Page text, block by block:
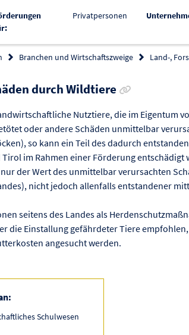
Privatpersonen
Branchen und Wirtschaftszweige Land-,
durch Wildtiere Link zur
Nutztiere, die im Eigentum
oder andere Schäden unmittelbar
so kann ein Teil des dadurch
im Rahmen einer Förderung entschädigt
der Wert des unmittelbar verursachten
nicht jedoch allenfalls entstandener
seitens des Landes als
die Einstallung gefährdeter Tiere
angesucht werden.
Schulwesen